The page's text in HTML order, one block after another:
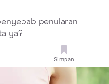
penularan
ya?
Simpan